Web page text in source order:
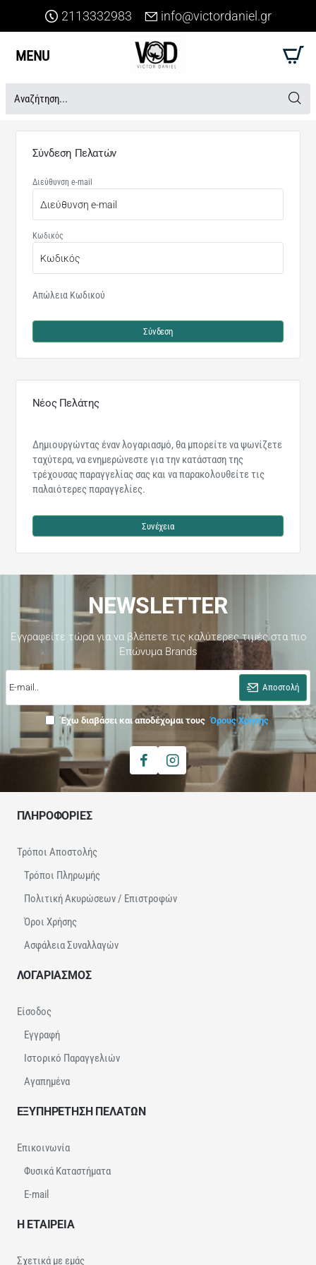
2113332983 info@victordaniel.gr
Αναζήτηση...
Νέος Πελάτης
Δημιουργώντας έναν λογαριασμό, θα μπορείτε να ψωνίζετε
ταχύτερα, να ενημερώνεστε για την κατάσταση της
τρέχουσας παραγγελίας σας και να παρακολουθείτε τις
παλαιότερες παραγγελίες.
Συνέχεια
Σύνδεση Πελατών
Διεύθυνση e-mail
Κωδικός
Απώλεια Κωδικού
Σύνδεση
NEWSLETTER
Εγγραφείτε τώρα για να βλέπετε τις καλύτερες τιμές στα πιο
Επώνυμα Brands
E-
mail..
Αποστολή
Έχω διαβάσει και αποδέχομαι τους Όρους Χρήσης
ΠΛΗΡΟΦΟΡΙΕΣ
Τρόποι Αποστολής
Τρόποι Πληρωμής
Πολιτική Ακυρώσεων / Επιστροφών
Όροι Χρήσης
Ασφάλεια Συναλλαγών
ΛΟΓΑΡΙΑΣΜΟΣ
Είσοδος
Εγγραφή
Ιστορικό Παραγγελιών
Αγαπημένα
ΕΞΥΠΗΡΕΤΗΣΗ ΠΕΛΑΤΩΝ
Επικοινωνία
Φυσικά Καταστήματα
E-mail
Η ΕΤΑΙΡΕΙΑ
Σχετικά με εμάς